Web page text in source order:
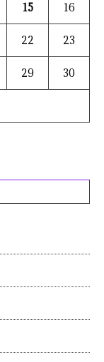
15 16
22 23
29 30